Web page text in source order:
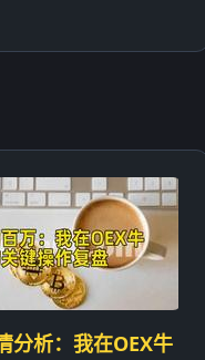
分析：我在OEX牛